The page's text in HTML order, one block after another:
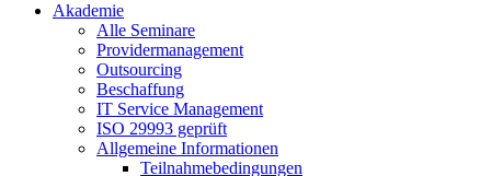
Akademie
Alle Seminare
Providermanagement
Outsourcing
Beschaffung
IT Service Management
ISO 29993 geprüft
Allgemeine Informationen
Teilnahmebedingungen